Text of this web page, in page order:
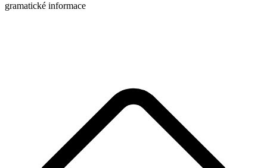
gramatické informace